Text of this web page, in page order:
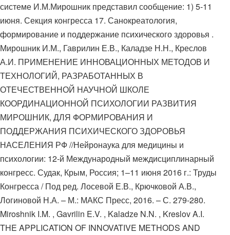
системе И.М.Мирошник представил сообщение: 1) 5-11
июня. Секция конгресса 17. Санокреатология,
формирование и поддержание психического здоровья .
Мирошник И.М., Гаврилин Е.В., Каладзе Н.Н., Креслов
А.И. ПРИМЕНЕНИЕ ИННОВАЦИОННЫХ МЕТОДОВ И
ТЕХНОЛОГИЙ, РАЗРАБОТАННЫХ В
ОТЕЧЕСТВЕННОЙ НАУЧНОЙ ШКОЛЕ
КООРДИНАЦИОННОЙ ПСИХОЛОГИИ РАЗВИТИЯ
МИРОШНИК, ДЛЯ ФОРМИРОВАНИЯ И
ПОДДЕРЖАНИЯ ПСИХИЧЕСКОГО ЗДОРОВЬЯ
НАСЕЛЕНИЯ РФ //Нейронаука для медицины и
психологии: 12-й Международный междисциплинарный
конгресс. Судак, Крым, Россия; 1–11 июня 2016 г.: Труды
Конгресса / Под ред. Лосевой Е.В., Крючковой А.В.,
Логиновой Н.А. – М.: МАКС Пресс, 2016. – С. 279-280.
Miroshnik I.M. , Gavrilin E.V. , Kaladze N.N. , Kreslov A.I.
THE APPLICATION OF INNOVATIVE METHODS AND